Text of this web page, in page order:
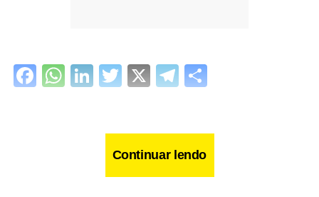
Facebook
WhatsApp
LinkedIn
Twitter
X Telegram
Continuar lendo